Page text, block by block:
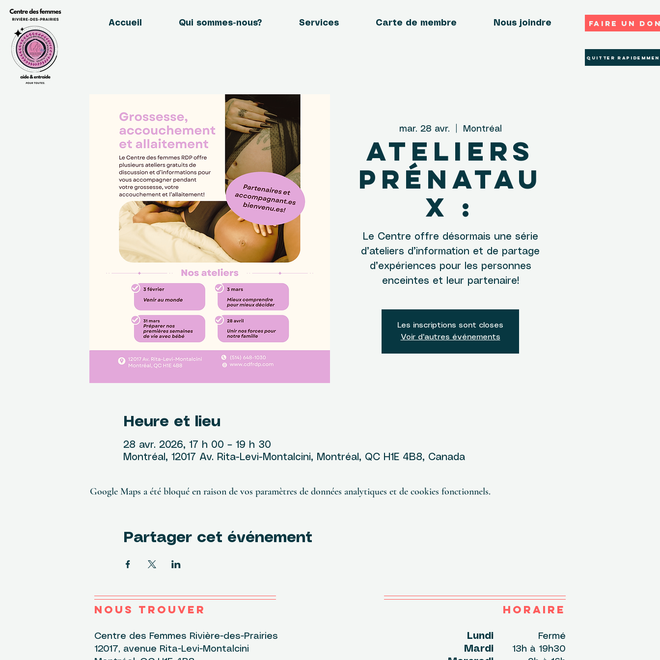
Accueil Qui sommes-nous? Services Carte de membre Nous joindre Faire un
Quitter
mar. 28 avr. Montréal
Ateliers
prénatau
x :
​Le Centre offre désormais une série
d’ateliers d’information et de partage
d’expériences pour les personnes
enceintes et leur partenaire!
Les inscriptions sont closes
Voir d'autres événements
Heure et lieu
28 avr. 2026, 17 h 00 – 19 h 30
Montréal, 12017 Av. Rita-Levi-Montalcini, Montréal, QC H1E 4B8, Canada
Google Maps a été bloqué en raison de vos paramètres de données analytiques et de cookies fonctionnels.
Partager cet événement
NOUS TROUVER
Centre des Femmes Rivière-des-Prairies
12017, avenue Rita-Levi-Montalcini
HORAIRE
Fermé
13h à 19h30
Lundi
Mardi